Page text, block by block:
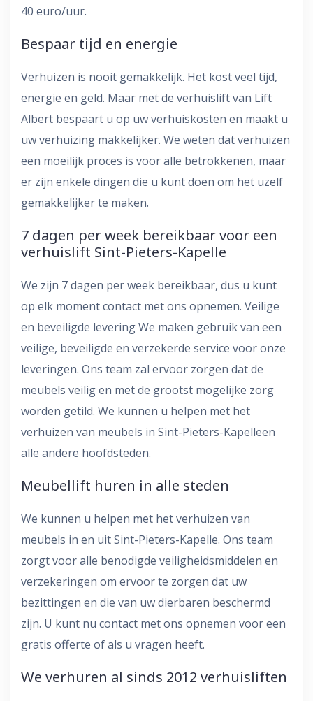
40 euro/uur.
Bespaar tijd en energie
Verhuizen is nooit gemakkelijk. Het kost veel tijd,
energie en geld. Maar met de verhuislift van Lift
Albert bespaart u op uw verhuiskosten en maakt u
uw verhuizing makkelijker. We weten dat verhuizen
een moeilijk proces is voor alle betrokkenen, maar
er zijn enkele dingen die u kunt doen om het uzelf
gemakkelijker te maken.
7 dagen per week bereikbaar voor een
verhuislift Sint-Pieters-Kapelle
We zijn 7 dagen per week bereikbaar, dus u kunt
op elk moment contact met ons opnemen. Veilige
en beveiligde levering We maken gebruik van een
veilige, beveiligde en verzekerde service voor onze
leveringen. Ons team zal ervoor zorgen dat de
meubels veilig en met de grootst mogelijke zorg
worden getild. We kunnen u helpen met het
verhuizen van meubels in Sint-Pieters-Kapelleen
alle andere hoofdsteden.
Meubellift huren in alle steden
We kunnen u helpen met het verhuizen van
meubels in en uit Sint-Pieters-Kapelle. Ons team
zorgt voor alle benodigde veiligheidsmiddelen en
verzekeringen om ervoor te zorgen dat uw
bezittingen en die van uw dierbaren beschermd
zijn. U kunt nu contact met ons opnemen voor een
gratis offerte of als u vragen heeft.
We verhuren al sinds 2012 verhuisliften